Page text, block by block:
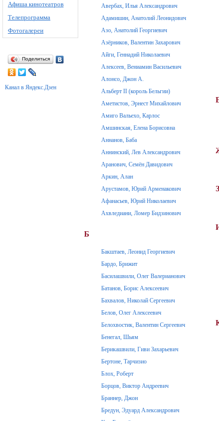
Афиша кинотеатров
Телепрограмма
Фотогалереи
Поделиться
Канал в Яндекс.Дзен
Авербах, Илья Александрович
Адамишин, Анатолий Леонидович
Азо, Анатолий Георгиевич
Азёрников, Валентин Захарович
Айги, Геннадий Николаевич
Алексеев, Вениамин Васильевич
Алонсо, Джон А.
Альберт II (король Бельгии)
Аметистов, Эрнест Михайлович
Амиго Вальехо, Карлос
Амшинская, Елена Борисовна
Аннанов, Баба
Аннинский, Лев Александрович
Аранович, Семён Давидович
Аркин, Алан
Арустамов, Юрий Арменакович
Афанасьев, Юрий Николаевич
Ахвледиани, Ломер Бидзинович
Б
Бакштаев, Леонид Георгиевич
Бардо, Брижит
Басилашвили, Олег Валерианович
Батанов, Борис Алексеевич
Бахвалов, Николай Сергеевич
Белов, Олег Алексеевич
Белохвостик, Валентин Сергеевич
Бенегал, Шьям
Берикашвили, Гиви Захарьевич
Бертоне, Тарчизио
Блох, Роберт
Борцов, Виктор Андреевич
Браннер, Джон
Бредун, Эдуард Александрович
З